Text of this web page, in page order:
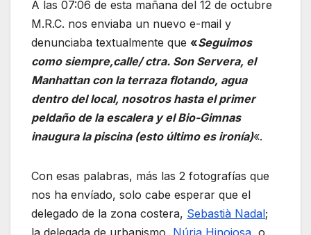
A las 07:06 de esta mañana del 12 de octubre
M.R.C. nos enviaba un nuevo e-mail y
denunciaba textualmente que «Seguimos
como siempre,calle/ ctra. Son Servera, el
Manhattan con la terraza flotando, agua
dentro del local, nosotros hasta el primer
peldaño de la escalera y el Bio-Gimnas
inaugura la piscina (esto último es ironía)«.
Con esas palabras, más las 2 fotografías que
nos ha envíado, solo cabe esperar que el
delegado de la zona costera, Sebastià Nadal;
la delegada de urbanismo, Núria Hinojosa , o